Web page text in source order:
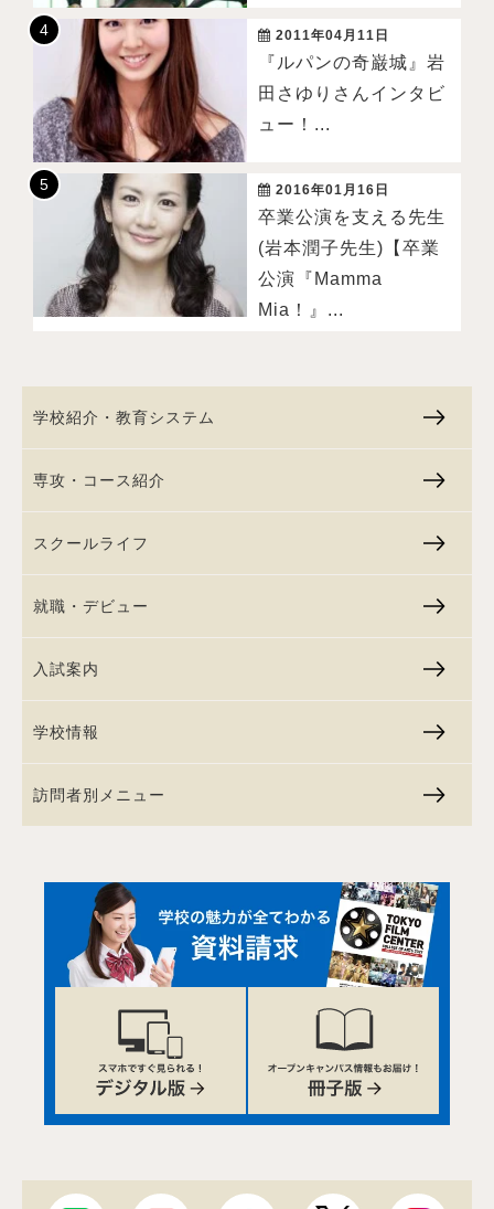
2011年04月11日
『ルパンの奇巌城』岩
田さゆりさんインタビ
ュー！...
2016年01月16日
卒業公演を支える先生
(岩本潤子先生)【卒業
公演『Mamma
Mia！』...
学校紹介・教育システム
専攻・コース紹介
スクールライフ
就職・デビュー
入試案内
学校情報
訪問者別メニュー